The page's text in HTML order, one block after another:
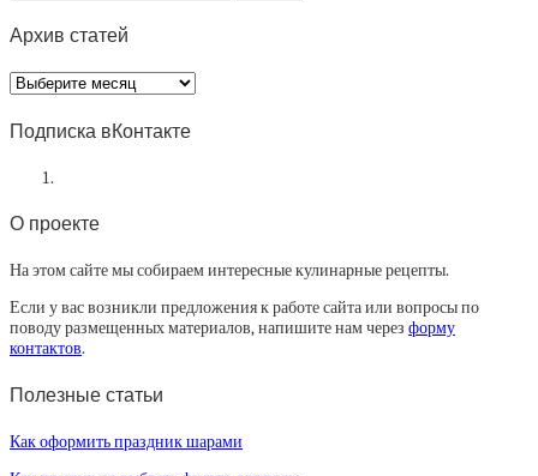
Архив статей
Архив
статей
Подписка вКонтакте
О проекте
На этом сайте мы собираем интересные кулинарные рецепты.
Если у вас возникли предложения к работе сайта или вопросы по
поводу размещенных материалов, напишите нам через форму
контактов.
Полезные статьи
Как оформить праздник шарами